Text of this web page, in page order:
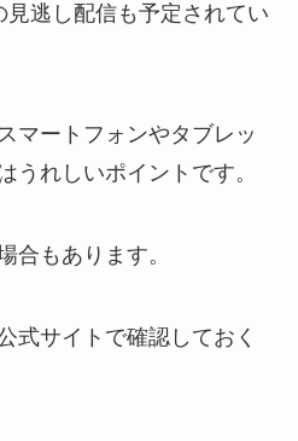
逃し配信も予定されてい
マートフォンやタブレッ
うれしいポイントです。
合もあります。
式サイトで確認しておく